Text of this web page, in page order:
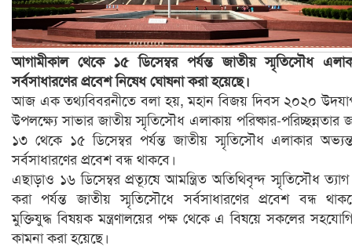
আগামীকাল থেকে ১৫ ডিসেম্বর পর্যন্ত জাতীয় স্মৃতিসৌধ
সর্বসাধারণের প্রবেশ নিষেধ ঘোষনা করা হয়েছে।
আজ এক তথ্যবিবরনীতে বলা হয়, মহান বিজয় দিবস ২০২০
উপলক্ষ্যে সাভার জাতীয় স্মৃতিসৌধ এলাকায় পরিষ্কার-পরিচ্ছন্নতার
১৩ থেকে ১৫ ডিসেম্বর পর্যন্ত জাতীয় স্মৃতিসৌধ এলাকার
সর্বসাধারণের প্রবেশ বন্ধ থাকবে।
এছাড়াও ১৬ ডিসেম্বর প্রত্যূষে আমন্ত্রিত অতিথিবৃন্দ স্মৃতিসৌধ
করা পর্যন্ত জাতীয় স্মৃতিসৌধে সর্বসাধারণের প্রবেশ বন্ধ
মুক্তিযুদ্ধ বিষয়ক মন্ত্রণালয়ের পক্ষ থেকে এ বিষয়ে সকলের
কামনা করা হয়েছে।